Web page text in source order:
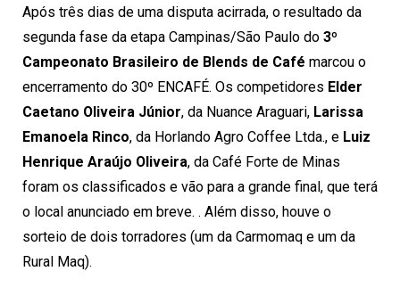
Após três dias de uma disputa acirrada, o resultado da
segunda fase da etapa Campinas/São Paulo do 3º
Campeonato Brasileiro de Blends de Café marcou o
encerramento do 30º ENCAFÉ. Os competidores Elder
Caetano Oliveira Júnior, da Nuance Araguari, Larissa
Emanoela Rinco, da Horlando Agro Coffee Ltda., e Luiz
Henrique Araújo Oliveira, da Café Forte de Minas
foram os classificados e vão para a grande final, que terá
o local anunciado em breve. . Além disso, houve o
sorteio de dois torradores (um da Carmomaq e um da
Rural Maq).